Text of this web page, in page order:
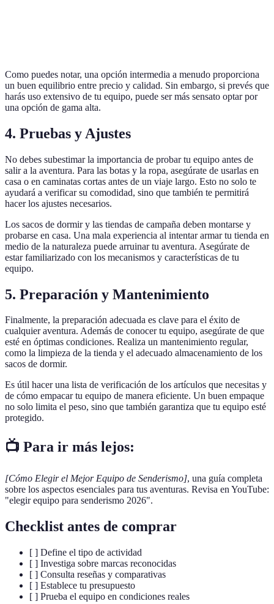
Como puedes notar, una opción intermedia a menudo proporciona
un buen equilibrio entre precio y calidad. Sin embargo, si prevés que
harás uso extensivo de tu equipo, puede ser más sensato optar por
una opción de gama alta.
4. Pruebas y Ajustes
No debes subestimar la importancia de probar tu equipo antes de
salir a la aventura. Para las botas y la ropa, asegúrate de usarlas en
casa o en caminatas cortas antes de un viaje largo. Esto no solo te
ayudará a verificar su comodidad, sino que también te permitirá
hacer los ajustes necesarios.
Los sacos de dormir y las tiendas de campaña deben montarse y
probarse en casa. Una mala experiencia al intentar armar tu tienda en
medio de la naturaleza puede arruinar tu aventura. Asegúrate de
estar familiarizado con los mecanismos y características de tu
equipo.
5. Preparación y Mantenimiento
Finalmente, la preparación adecuada es clave para el éxito de
cualquier aventura. Además de conocer tu equipo, asegúrate de que
esté en óptimas condiciones. Realiza un mantenimiento regular,
como la limpieza de la tienda y el adecuado almacenamiento de los
sacos de dormir.
Es útil hacer una lista de verificación de los artículos que necesitas y
de cómo empacar tu equipo de manera eficiente. Un buen empaque
no solo limita el peso, sino que también garantiza que tu equipo esté
protegido.
📺 Para ir más lejos:
[Cómo Elegir el Mejor Equipo de Senderismo], una guía completa
sobre los aspectos esenciales para tus aventuras. Revisa en YouTube:
"elegir equipo para senderismo 2026".
Checklist antes de comprar
[ ] Define el tipo de actividad
[ ] Investiga sobre marcas reconocidas
[ ] Consulta reseñas y comparativas
[ ] Establece tu presupuesto
[ ] Prueba el equipo en condiciones reales